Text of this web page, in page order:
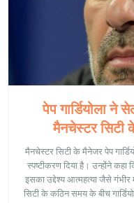
पेप गार्डियोला ने
मैनचेस्टर सिटी
मैनचेस्टर सिटी के मैनेजर पेप
स्पष्टीकरण दिया है। उन्होंने
इसका उद्देश्य आत्महत्या जैसे गंभीर
सिटी के कठिन समय के बीच